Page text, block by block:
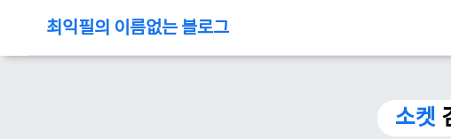
최익필의 이름없는 블로그
소켓